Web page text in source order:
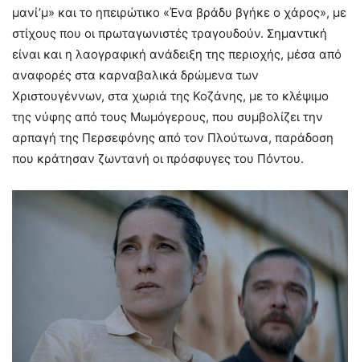
μανί’μ» και το ηπειρώτικο «Ένα βράδυ βγήκε ο χάρος», με
στίχους που οι πρωταγωνιστές τραγουδούν. Σημαντική
είναι και η λαογραφική ανάδειξη της περιοχής, μέσα από
αναφορές στα καρναβαλικά δρώμενα των
Χριστουγέννων, στα χωριά της Κοζάνης, με το κλέψιμο
της νύφης από τους Μωμόγερους, που συμβολίζει την
αρπαγή της Περσεφόνης από τον Πλούτωνα, παράδοση
που κράτησαν ζωντανή οι πρόσφυγες του Πόντου.